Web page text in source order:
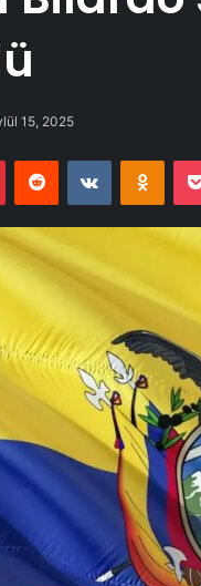
15, 2025
PinterestReddit VKontakte